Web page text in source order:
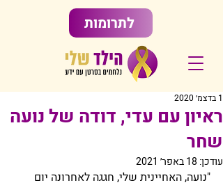
לתרומות
ראיון עם עדי, דודה של נועה
שחר
1 בדצמ׳ 2020
עודכן: 18 באפר׳ 2021
"נועה, האחיינית שלי, חגגה לאחרונה יום